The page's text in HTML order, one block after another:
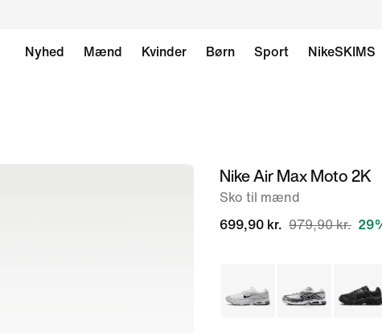
Nyhed Mænd Kvinder Børn Sport NikeSKIMS
billedeNike Air Max Moto 2K
Sko til mænd
699,90 kr. 979,90 kr.